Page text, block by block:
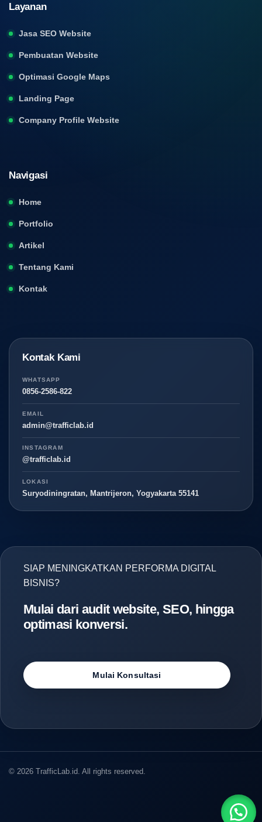
Layanan
Jasa SEO Website
Pembuatan Website
Optimasi Google Maps
Landing Page
Company Profile Website
Navigasi
Home
Portfolio
Artikel
Tentang Kami
Kontak
Kontak Kami
WHATSAPP
0856-2586-822
EMAIL
admin@trafficlab.id
INSTAGRAM
@trafficlab.id
LOKASI
Suryodiningratan, Mantrijeron, Yogyakarta 55141
SIAP MENINGKATKAN PERFORMA DIGITAL
BISNIS?
Mulai dari audit website, SEO, hingga
optimasi konversi.
Mulai Konsultasi
© 2026 TrafficLab.id. All rights reserved.